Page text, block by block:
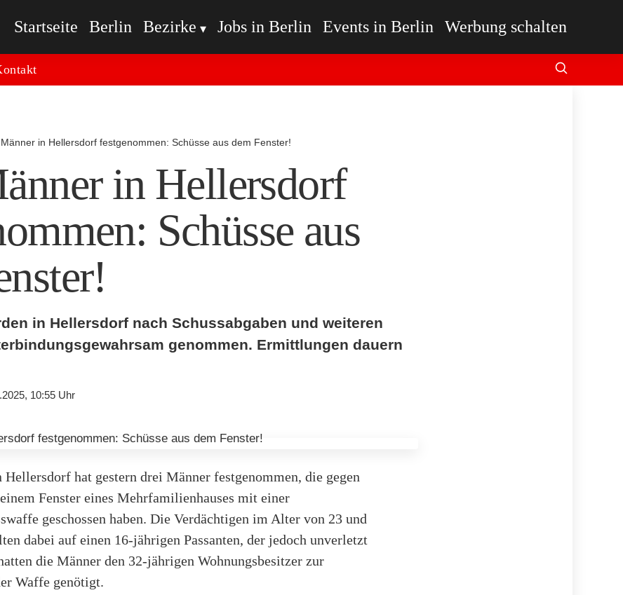
Startseite Berlin Bezirke Jobs in Berlin Events in Berlin Werbung schalten
in Hellersdorf festgenommen: Schüsse aus dem Fenster!
in Hellersdorf
Schüsse aus
in Hellersdorf nach Schussabgaben und weiteren
genommen. Ermittlungen dauern
10:55 Uhr
hat gestern drei Männer festgenommen, die gegen
Fenster eines Mehrfamilienhauses mit einer
geschossen haben. Die Verdächtigen im Alter von 23 und
dabei auf einen 16-jährigen Passanten, der jedoch unverletzt
die Männer den 32-jährigen Wohnungsbesitzer zur
Waffe genötigt.